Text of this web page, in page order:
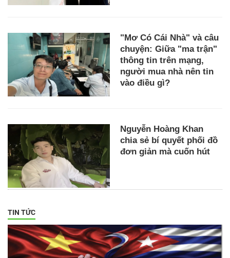
"Mơ Có Cái Nhà" và câu
chuyện: Giữa "ma trận"
thông tin trên mạng,
người mua nhà nên tin
vào điều gì?
Nguyễn Hoàng Khan
chia sẻ bí quyết phối đồ
đơn giản mà cuốn hút
TIN TỨC